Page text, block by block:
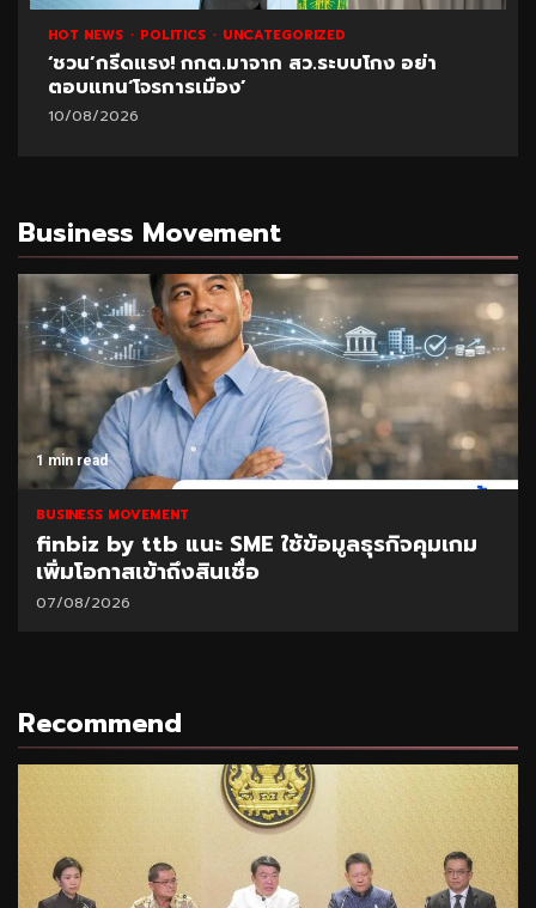
POLITICS UNCATEGORIZED
ดแรง! กกต.มาจาก สว.ระบบโกง อย่า
โจรการเมือง’
Business Movement
กม
1 min read
BUSINESS MOVEMENT
SAM เปิดโอกาสแก้หนี้เสียต่ำแสน ผ่านโครง
“ปิดหนี้ไว ไปต่อได้” ที่ศาลแพ่งตลิ่งชัน 8-9
ส.ค.69
Recommend